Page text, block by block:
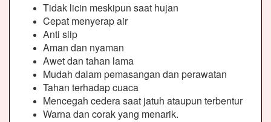
Tidak licin meskipun saat hujan
Cepat menyerap air
Anti slip
Aman dan nyaman
Awet dan tahan lama
Mudah dalam pemasangan dan perawatan
Tahan terhadap cuaca
Mencegah cedera saat jatuh ataupun terbentur
Warna dan corak yang menarik.